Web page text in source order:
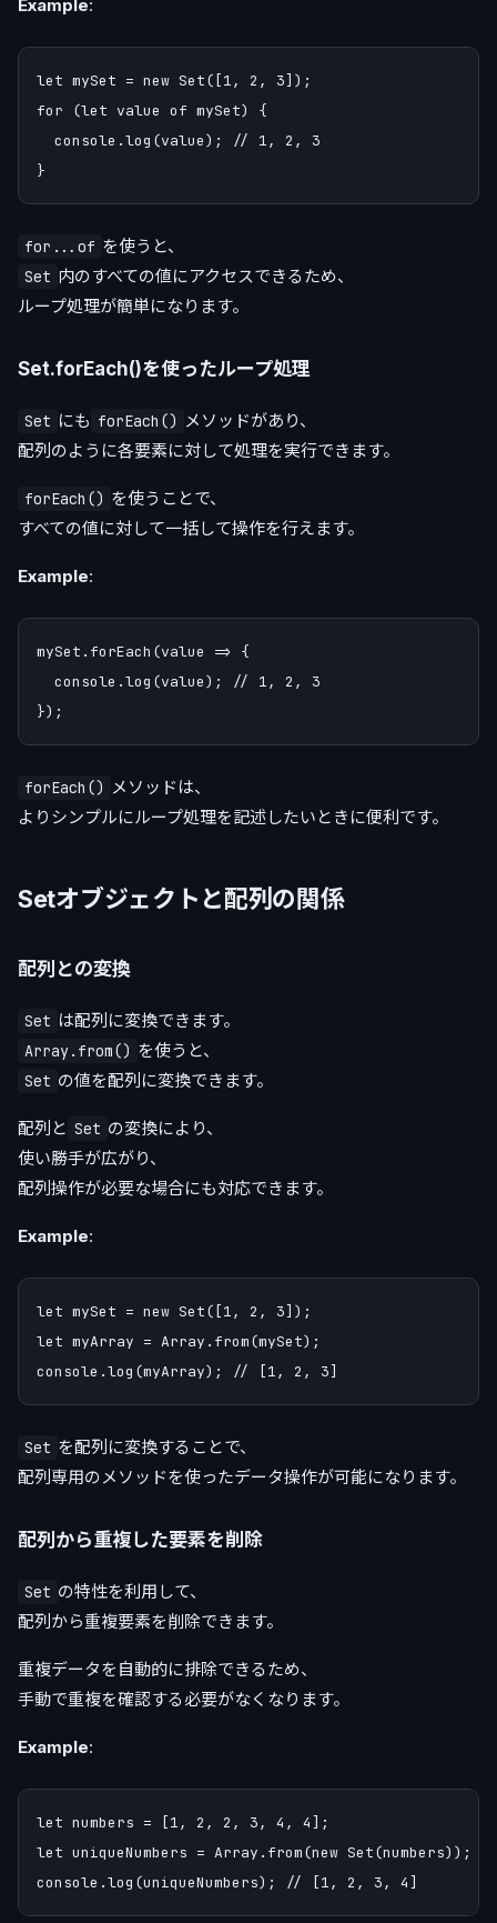
Example:
let mySet = new Set([1, 2, 3]);
for (let value of mySet) {
  console.log(value); // 1, 2, 3
for...of を使うと、
Set 内のすべての値にアクセスできるため、
ループ処理が簡単になります。
Set.forEach()を使ったループ処理
Set にも forEach() メソッドがあり、
配列のように各要素に対して処理を実行できます。
forEach() を使うことで、
すべての値に対して一括して操作を行えます。
Example:
mySet.forEach(value => {
  console.log(value); // 1, 2, 3
forEach() メソッドは、
よりシンプルにループ処理を記述したいときに便利です。
Setオブジェクトと配列の関係
配列との変換
Set は配列に変換できます。
Array.from() を使うと、
Set の値を配列に変換できます。
配列と Set の変換により、
使い勝手が広がり、
配列操作が必要な場合にも対応できます。
Example:
let mySet = new Set([1, 2, 3]);
let myArray = Array.from(mySet);
Set を配列に変換することで、
配列専用のメソッドを使ったデータ操作が可能になります。
配列から重複した要素を削除
Set の特性を利用して、
配列から重複要素を削除できます。
重複データを自動的に排除できるため、
手動で重複を確認する必要がなくなります。
Example:
let numbers = [1, 2, 2, 3, 4, 4];
let uniqueNumbers = Array.from(new Set(numbers));